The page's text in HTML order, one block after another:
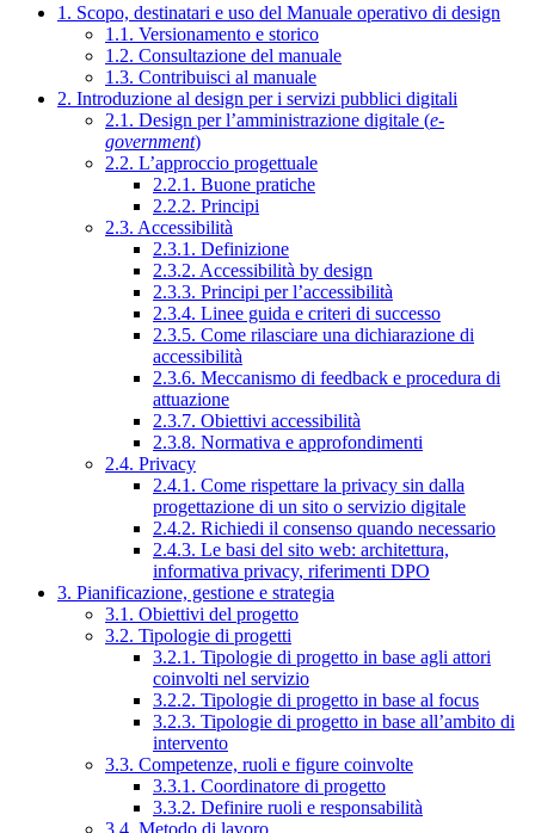
1. Scopo, destinatari e uso del Manuale operativo di design
1.1. Versionamento e storico
1.2. Consultazione del manuale
1.3. Contribuisci al manuale
2. Introduzione al design per i servizi pubblici digitali
2.1. Design per l’amministrazione digitale (e-
government)
2.2. L’approccio progettuale
2.2.1. Buone pratiche
2.2.2. Principi
2.3. Accessibilità
2.3.1. Definizione
2.3.2. Accessibilità by design
2.3.3. Principi per l’accessibilità
2.3.4. Linee guida e criteri di successo
2.3.5. Come rilasciare una dichiarazione di
accessibilità
2.3.6. Meccanismo di feedback e procedura di
attuazione
2.3.7. Obiettivi accessibilità
2.3.8. Normativa e approfondimenti
2.4. Privacy
2.4.1. Come rispettare la privacy sin dalla
progettazione di un sito o servizio digitale
2.4.2. Richiedi il consenso quando necessario
2.4.3. Le basi del sito web: architettura,
informativa privacy, riferimenti DPO
3. Pianificazione, gestione e strategia
3.1. Obiettivi del progetto
3.2. Tipologie di progetti
3.2.1. Tipologie di progetto in base agli attori
coinvolti nel servizio
3.2.2. Tipologie di progetto in base al focus
3.2.3. Tipologie di progetto in base all’ambito di
intervento
3.3. Competenze, ruoli e figure coinvolte
3.3.1. Coordinatore di progetto
3.3.2. Definire ruoli e responsabilità
3.4. Metodo di lavoro